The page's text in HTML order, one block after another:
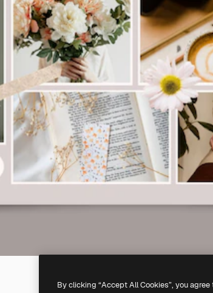
By clicking “Accept All Cookies”, you